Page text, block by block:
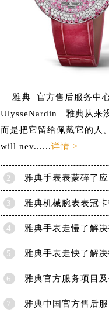
雅典 官方售后服务中
UlysseNardin 雅典从来
而是把它留给佩戴它的人
will nev......详情 >
2
3
4 雅典手表走慢了解
5 雅典手表走快了解
6
7